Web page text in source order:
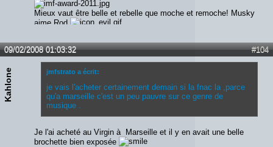
Mieux vaut être belle et rebelle que moche et remoche! Musky
aime Rod
#104
09/02/2008 01:03:32
Kahlone jmfstrato a écrit:
je vais l'acheter certainement demain si la fnac la ,parce
qu'a marseille c'est un peu pauvre sur ce genre de
musique .
Je l'ai acheté au Virgin à Marseille et il y en avait une belle
brochette bien exposée